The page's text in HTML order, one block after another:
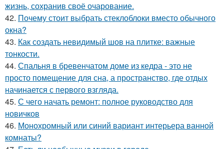
жизнь, сохранив своё очарование.
42. Почему стоит выбрать стеклоблоки вместо обычного
окна?
43. Как создать невидимый шов на плитке: важные
тонкости.
44. Спальня в бревенчатом доме из кедра - это не
просто помещение для сна, а пространство, где отдых
начинается с первого взгляда.
45. С чего начать ремонт: полное руководство для
новичков
46. Монохромный или синий вариант интерьера ванной
комнаты?